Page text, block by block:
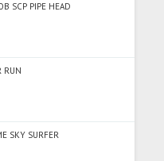
SCP PIPE HEAD
RUN
SKY SURFER